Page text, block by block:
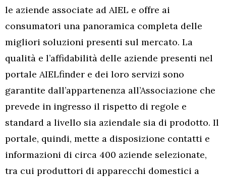
le aziende associate ad AIEL e offre ai
consumatori una panoramica completa delle
migliori soluzioni presenti sul mercato. La
qualità e l’affidabilità delle aziende presenti nel
portale AIELfinder e dei loro servizi sono
garantite dall’appartenenza all’Associazione che
prevede in ingresso il rispetto di regole e
standard a livello sia aziendale sia di prodotto. Il
portale, quindi, mette a disposizione contatti e
informazioni di circa 400 aziende selezionate,
tra cui produttori di apparecchi domestici a